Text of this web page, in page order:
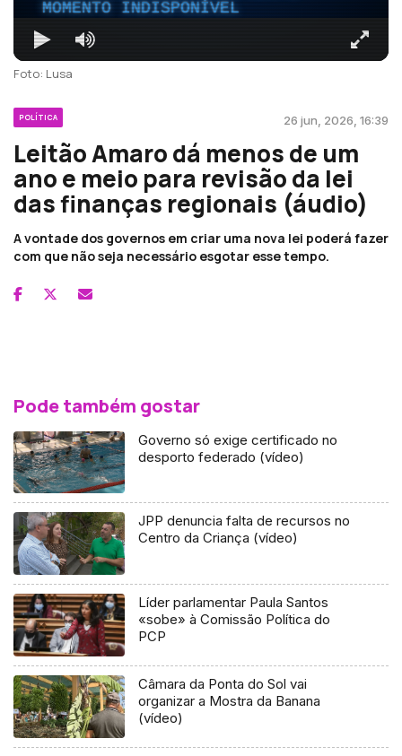
MOMENTO INDISPONÍVEL
Foto: Lusa
POLÍTICA 26 jun, 2026, 16:39
Leitão Amaro dá menos de um
ano e meio para revisão da lei
das finanças regionais (áudio)
A vontade dos governos em criar uma nova lei poderá fazer
com que não seja necessário esgotar esse tempo.
Pode também gostar
Governo só exige certificado no
desporto federado (vídeo)
JPP denuncia falta de recursos no
Centro da Criança (vídeo)
Líder parlamentar Paula Santos
«sobe» à Comissão Política do
PCP
Câmara da Ponta do Sol vai
organizar a Mostra da Banana
(vídeo)